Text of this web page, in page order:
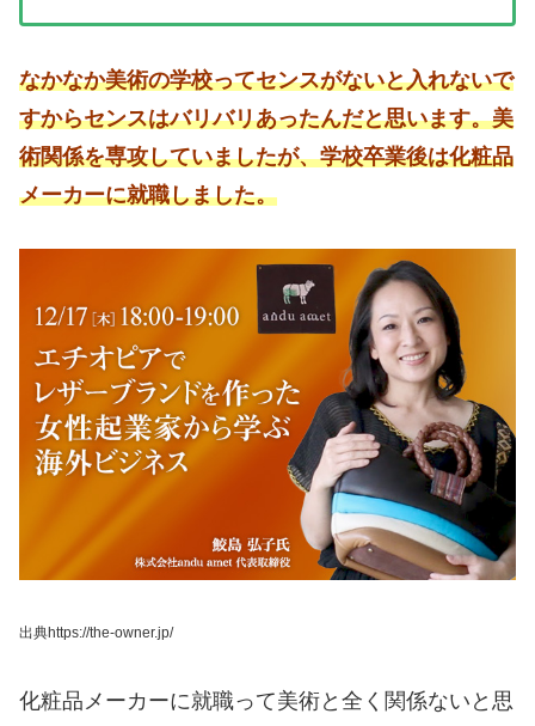
なかなか美術の学校ってセンスがないと入れないで
すからセンスはバリバリあったんだと思います。美
術関係を専攻していましたが、学校卒業後は化粧品
メーカーに就職しました。
出典https://the-owner.jp/
化粧品メーカーに就職って美術と全く関係ないと思